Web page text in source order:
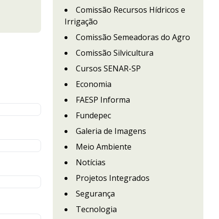
Comissão Recursos Hídricos e
Irrigação
Comissão Semeadoras do Agro
Comissão Silvicultura
Cursos SENAR-SP
Economia
FAESP Informa
Fundepec
Galeria de Imagens
Meio Ambiente
Notícias
Projetos Integrados
Segurança
Tecnologia